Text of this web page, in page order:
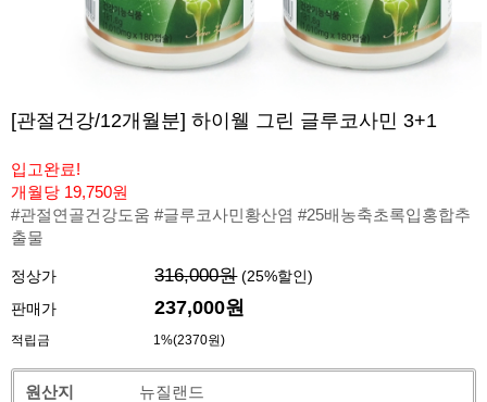
[관절건강/12개월분] 하이웰 그린 글루코사민 3+1
입고완료!
개월당 19,750원
#관절연골건강도움 #글루코사민황산염 #25배농축초록입홍합추
출물
정상가 316,000원 (25%할인)
판매가
237,000원
적립금 1%(2370원)
원산지
뉴질랜드